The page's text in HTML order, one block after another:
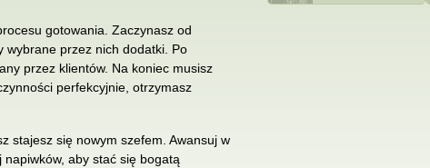
gotowania. Zaczynasz od
wybrane przez nich dodatki. Po
przez klientów. Na koniec musisz
perfekcyjnie, otrzymasz
stajesz się nowym szefem. Awansuj w
aby stać się bogatą